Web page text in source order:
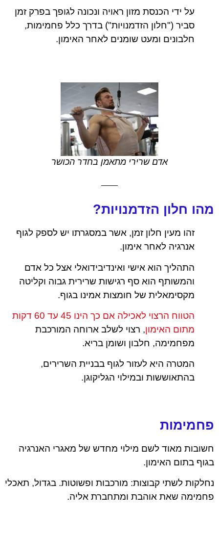
על ידי הכנסת מזון ראויה ונכונה לגופך בפרק זמן
סביר ("חלון הזדמנויות") בדרך כלל פחמימות,
חלבונים ומעט שומנים לאחר האימון.
אדם שרירי מתאמן בחדר הכושר
מהו חלון הזדמנויות?
זהו מעין חלון זמן, אשר במסגרתו יש לספק לגוף
אנרגיה לאחר אימון.
התהליך הוא אישי ואינדיבידואלי אצל כל אדם
והמשותף הוא סף רגישות שרירית גבוה וקליטה
מקסימאלית של חומצות אמינו בגוף.
הטווח הרצוי לאכילה אם כך הינו 45 עד 60 דקות
מתום האימון, רצוי לשלב ארוחה המורכבת
מפחמימה, חלבון ושומן בריא.
המטרה היא לעזור לגוף בבניית השרירים,
בהתאוששות ובמילוי הגליקוגן.
פחמימות
חשובות מאוד לשם מילוי מחדש של מאגרי האנרגיה
בגוף בתום האימון.
נחלקות לשתי קבוצות: מורכבות ופשוטות. בגדול, תאכלי
פחמימה שאת אוהבת ומתחברת אליה.